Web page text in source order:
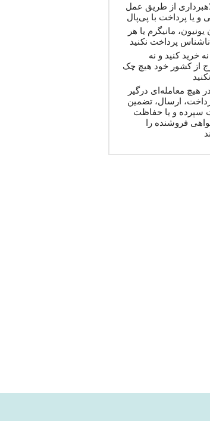
از طریق عمل
یا پرداخت با پی‌پال
مانیگرم یا هر
پرداخت نکنید
خرید کنید و نه
از کشور خود هیچ چک
هیچ معامله‌ای درگیر
ارسال، تضمین
سپرده و یا حفاظت
فروشنده را